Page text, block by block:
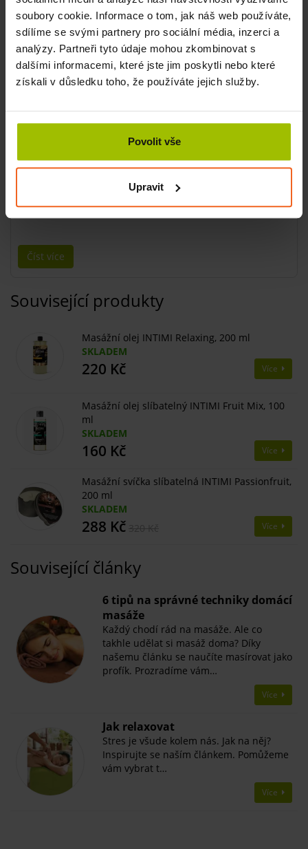
soubory cookie. Informace o tom, jak náš web používáte,
sdílíme se svými partnery pro sociální média, inzerci a
analýzy. Partneři tyto údaje mohou zkombinovat s
dalšími informacemi, které jste jim poskytli nebo které
získali v důsledku toho, že používáte jejich služby.
Povolit vše
Upravit
zklidňuje tělo i mysl
zjemňuje pokožku
podporuje relaxaci
Složení
Hydrogenated Soybean Oil, Butyrospermum Parkii Butter,
Carvone, Coumarin, Eugenia Caryophyllus Oil, Eugenol,
Geraniol, Juniperus Virginiana Oil, Lavandula Oil/Extract,
Acetyloctahydronaphthalenes, Vanillin, Tocopherol.
Číst více
Související produkty
Masážní olej INTIMI Relaxing, 200 ml
SKLADEM
220 Kč Více
Masážní olej slíbatelný INTIMI Fruit Mix, 100
ml
SKLADEM
160 Kč Více
Masážní svíčka slíbatelná INTIMI Passionfruit,
200 ml
SKLADEM
288 Kč Více
Související články
6 tipů na správné techniky domácí
masáže
Každý chodí rád na masáže. Ale co
takhle udělat si masáž doma? Díky
našemu článku se naučíte masírovat jako
profík. Prozradíme vám…
Více
Jak relaxovat
Stres je všude kolem nás. Jak na něj?
Inspirujte se naším článkem. Pomůžeme
vám vybrat t…
Více